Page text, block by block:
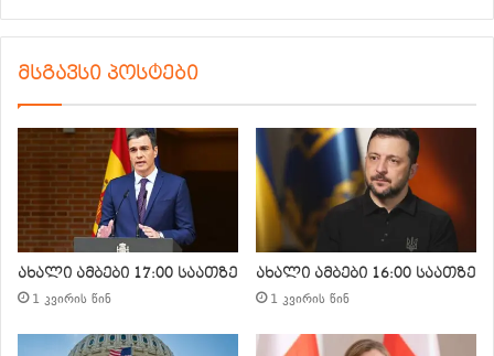
მსგავსი პოსტები
ახალი ამბები 17:00 საათზე
1 კვირის წინ
ახალი ამბები 16:00 საათზე
1 კვირის წინ